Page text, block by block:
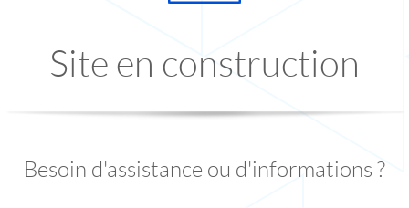
Site en construction
Besoin d'assistance ou d'informations ?